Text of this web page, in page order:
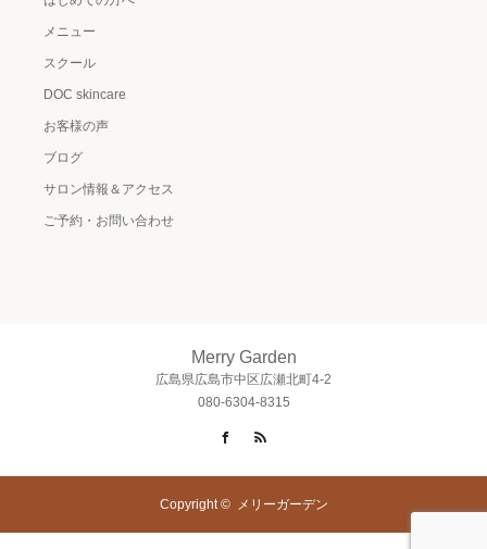
メニュー
スクール
DOC skincare
お客様の声
ブログ
サロン情報＆アクセス
ご予約・お問い合わせ
Merry Garden
広島県広島市中区広瀬北町4-2
080-6304-8315
Facebook
Copyright © メリーガーデン